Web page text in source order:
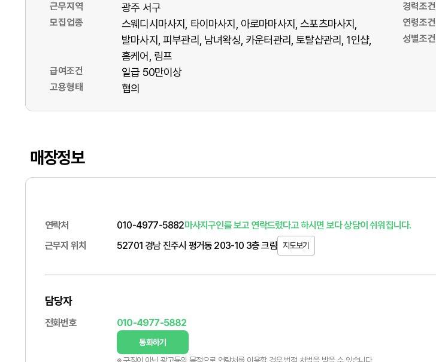
근무지역 광주 서구
모집업종 스웨디시마사지 타이마사지 아로마마사지 스포츠마사지
발마사지 피부관리 남녀왁싱 카운터관리 토탈샵관리
1인샵
홈케어
림프
급여조건 일급 50만이상
고용형태 협의
경력조건
연령조건
성별조건
매장정보
연락처 010-4977-5882마사지구인를 보고 연락드렸다고 하시면 보다 상담이 쉬워집니다.
근무지 위치
52701 경남 진주시 평거동 203-10 3층 크림 지도보기
담당자
전화번호 010-4977-5882
통화하기